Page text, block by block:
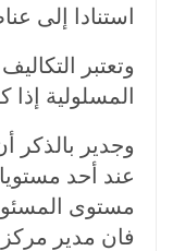
استنادا إلى
وتعتبر
المسلولية إذا
وجدير بالذكر
عند أحد
مستوى
فان مدير مركز